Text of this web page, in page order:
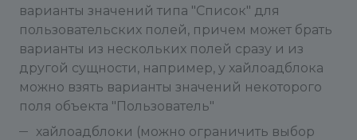
варианты значений типа "Список" для
пользовательских полей, причем может брать
варианты из нескольких полей сразу и из
другой сущности, например, у хайлоадблока
можно взять варианты значений некоторого
поля объекта "Пользователь"
хайлоадблоки (можно ограничить выбор